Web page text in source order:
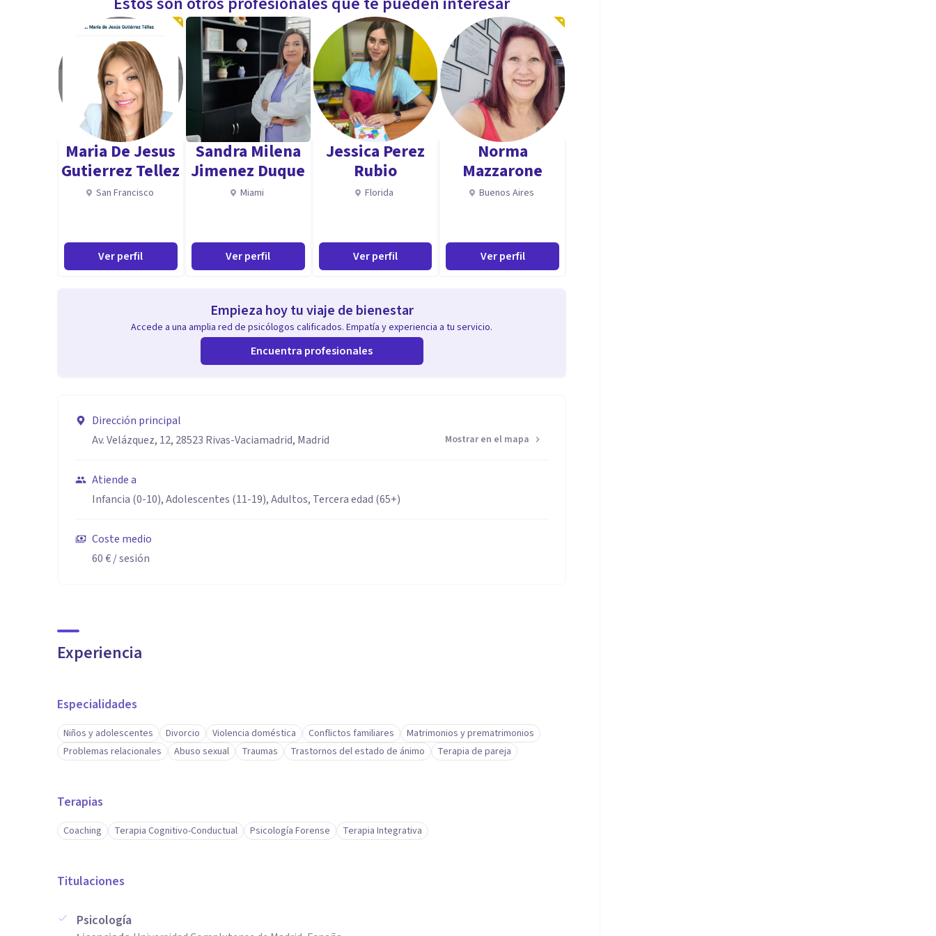
Maria De Jesus
Gutierrez Tellez
San Francisco
Ver perfil
Sandra Milena
Jimenez Duque
Miami
Ver perfil
Jessica Perez
Rubio
Florida
Ver perfil
Norma
Mazzarone
Buenos Aires
Ver perfil
Empieza hoy tu viaje de bienestar
Accede a una amplia red de psicólogos calificados. Empatía y experiencia a tu servicio.
Encuentra profesionales
Dirección principal
Av. Velázquez, 12, 28523 Rivas-Vaciamadrid, Madrid
Mostrar en el mapa
Atiende a
Infancia (0-10), Adolescentes (11-19), Adultos, Tercera edad (65+)
Coste medio
60 €/ sesión
Experiencia
Especialidades
Niños y adolescentes Divorcio Violencia doméstica Conflictos familiares
Matrimonios y prematrimonios
Problemas relacionales
Abuso sexual Traumas Trastornos del estado de ánimo Terapia de pareja
Terapias
Coaching Terapia Cognitivo-Conductual Psicología Forense Terapia Integrativa
Titulaciones
Psicología